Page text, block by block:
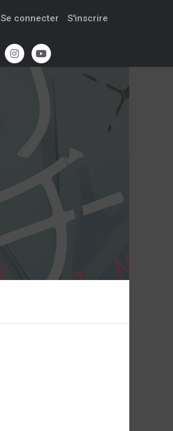
Se connecter S'inscrire